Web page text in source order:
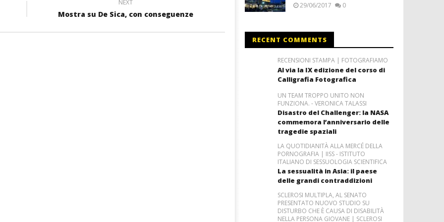
NEXT
Mostra su De Sica, con conseguenze
29/06/2017 0
RECENT COMMENTS
RECENSIONI STAMPA | FOTOGRAFIAMO
Al via la IX edizione del corso di
Calligrafia Fotografica
UN TEAM TROPPO UNITO NON
FUNZIONA. - VERONICA TALASSI
Disastro del Challenger: la NASA
commemora l’anniversario delle
tragedie spaziali
LA QUOTIDIANITÀ ALLA MERCÉ DELLA
PORNOGRAFIA | IISS - ISTITUTO
ITALIANO DI SESSUOLOGIA SCIENTIFICA
La sessualità in Asia: il paese
delle grandi contraddizioni
SCLEROSI MULTIPLA, AL SENATO
PRESENTATO NUOVO STUDIO SU
DISTURBO CHE È CAUSA DI DISABILITÀ
NELLA PERSONA GIOVANE | SCLEROSI